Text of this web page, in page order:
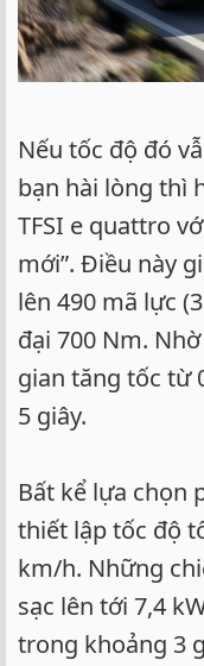
Nếu tốc độ đó
bạn hài lòng thì
TFSI e quattro
mới”. Điều này
lên 490 mã lực
đại 700 Nm.
gian tăng tốc từ
5 giây.
Bất kể lựa chọn
thiết lập tốc độ
km/h. Những
sạc lên tới 7,4
trong khoảng 3